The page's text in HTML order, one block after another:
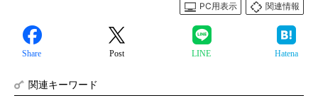
PC用表示
関連情報
Share Post LINE Hatena
関連キーワード